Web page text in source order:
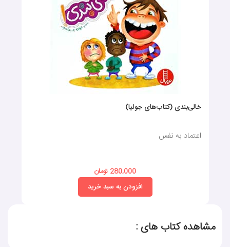
خالی‌بندی (کتاب‌های جولیا)
اعتماد به نفس
280,000 تومان
افزودن به سبد خرید
مشاهده کتاب های :